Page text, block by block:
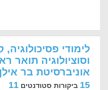
לימודי פסיכולוגיה,
וסוציולוגיה תואר
אוניברסיטת בר אילן
15 ביקורות סטודנטים 11